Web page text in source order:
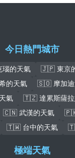
今日熱門城市
的天氣
🇯🇵 東京
的天氣
🇸🇴 摩加迪
氣
🇹🇿 達累斯薩拉
🇨🇳 武漢的天氣
🇵🇰
🇹🇼 台中的天氣
極端天氣